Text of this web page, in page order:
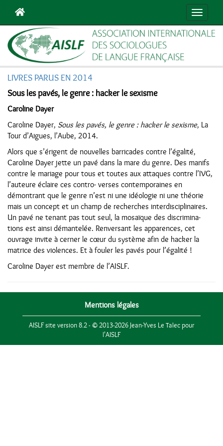
LIVRES PARUS EN 2014
Sous les pavés, le genre : hacker le sexisme
Caroline Dayer
Caroline Dayer, Sous les pavés, le genre : hacker le sexisme, La
Tour d’Aigues, l’Aube, 2014.
Alors que s’érigent de nouvelles barricades contre l’égalité,
Caroline Dayer jette un pavé dans la mare du genre. Des manifs
contre le mariage pour tous et toutes aux attaques contre l’IVG,
l’auteure éclaire ces contro- verses contemporaines en
démontrant que le genre n’est ni une idéologie ni une théorie
mais un concept et un champ de recherches interdisciplinaires.
Un pavé ne tenant pas tout seul, la mosaïque des discrimina-
tions est ainsi démantelée. Renversant les apparences, cet
ouvrage invite à cerner le cœur du système afin de hacker la
matrice des violences. Et à fouler les pavés pour l’égalité !
Caroline Dayer est membre de l’AISLF.
Mentions légales
AISLF site version 8.2 - © 2013-2026 Jean-Yves Le Talec pour
l'AISLF